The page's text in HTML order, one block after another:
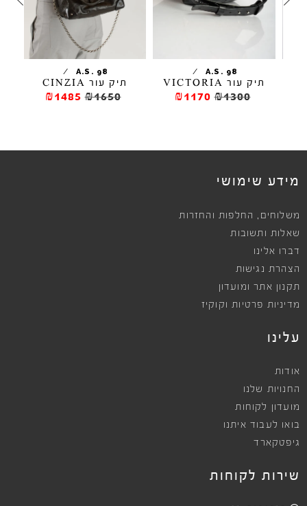
A.S. 98
/
תיק עור VICTORIA
₪1300
₪1170
A.S. 98
/
תיק עור CINZIA
₪1650
₪1485
מידע שימושי
משלוחים , החלפות והחזרות
שאלות ותשובות
דברו אלינו
הצהרת נגישות
תקנון אתר ומועדון
מדיניות פרטיות וקוקיז
עלינו
אודות
החנויות שלנו
מועדון לקוחות
בואו לעבוד איתנו
גיפטקארד
שירות לקוחות